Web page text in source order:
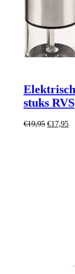
stuks RVS
€19,95 €17,95